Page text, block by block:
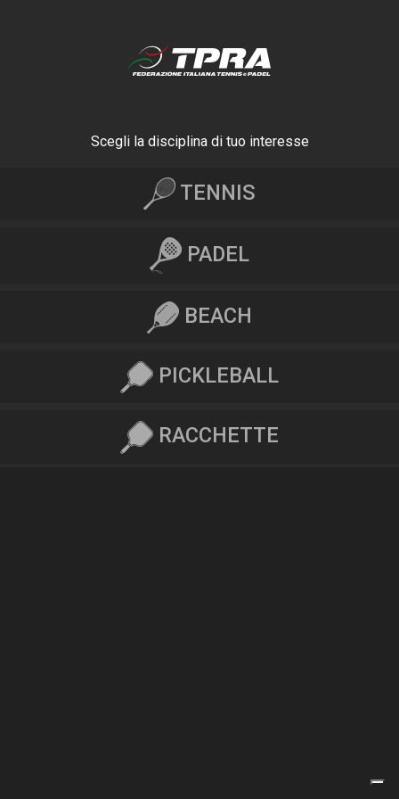
Scegli la disciplina di tuo interesse
TENNIS
PADEL
BEACH
PICKLEBALL
RACCHETTE